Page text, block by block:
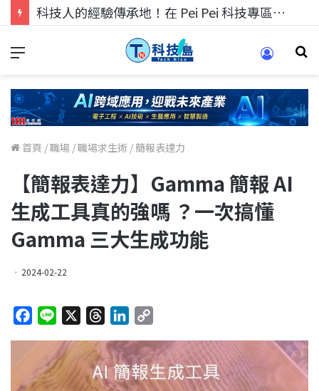
科技人的經驗傳承地！在 Pei Pei 科技專區，與學弟妹交流最硬核的技術
首頁 /職場 /職場求生術 / 簡報表達力
【簡報表達力】Gamma 簡報 AI
生成工具真的強嗎 ？一次搞懂
Gamma 三大生成功能
2024-02-22
e
n
e
r
e
n
k
p
y